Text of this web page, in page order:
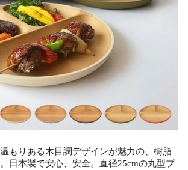
もりある木目調デザインが魅力の、樹脂
日本製で安心、安全。直径25cmの丸型プ